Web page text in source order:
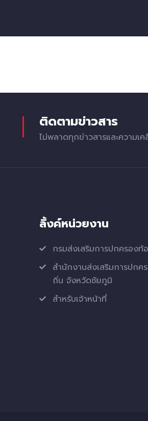
ติดตามข่าวสาร
ไม่พลาดทุกข่าวสารและความเค
ลิ้งค์หน่วยงาน
กรมส่งเสริมการปกครองท้
สำนักงานส่งเสริมการปกค
ถิ่น จังหวัดชัยภูมิ
สำหรับเจ้าหน้าที่